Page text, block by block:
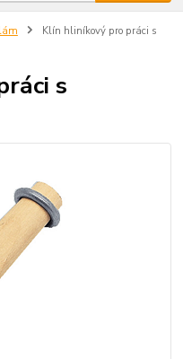
Klín hliníkový pro práci s
s